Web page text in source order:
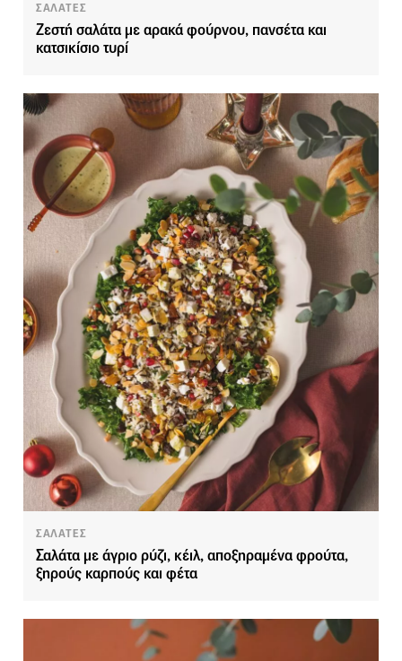
ΣΑΛΑΤΕΣ
Ζεστή σαλάτα με αρακά φούρνου, πανσέτα και
κατσικίσιο τυρί
ΣΑΛΑΤΕΣ
Σαλάτα με άγριο ρύζι, κέιλ, αποξηραμένα φρούτα,
ξηρούς καρπούς και φέτα